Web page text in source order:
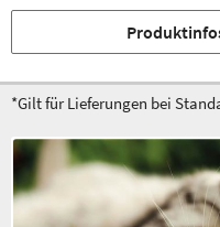
*Gilt für Lieferungen bei